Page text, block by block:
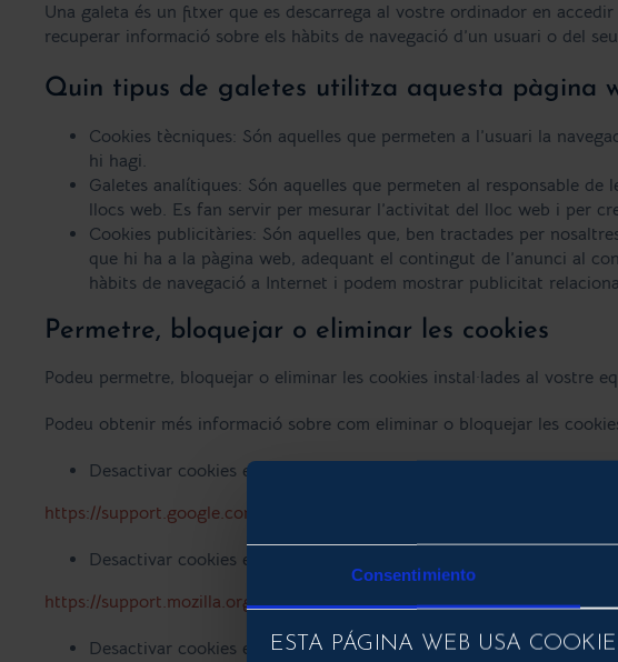
Consentimiento
ESTA PÁGINA WEB USA
Una galeta és un fitxer que es descarrega al vostre ordinador en
recuperar informació sobre els hàbits de navegació d’un usuari o del
Quin tipus de galetes utilitza aquesta pàgina
Cookies tècniques: Són aquelles que permeten a l’usuari la
hi hagi.
Galetes analítiques: Són aquelles que permeten al responsable
llocs web. Es fan servir per mesurar l’activitat del lloc web i per
Cookies publicitàries: Són aquelles que, ben tractades per
que hi ha a la pàgina web, adequant el contingut de l’anunci al
hàbits de navegació a Internet i podem mostrar publicitat
Permetre, bloquejar o eliminar les cookies
Podeu permetre, bloquejar o eliminar les cookies instal·lades al vostre
Podeu obtenir més informació sobre com eliminar o bloquejar les
Desactivar cookies en Chrome:
https://support.google.com/chrome/answer/95647?hl=es
Desactivar cookies en Firefox:
https://support.mozilla.org/es/kb/habilitar-y-deshabilitar-cookies-sitios-
Desactivar cookies en Internet Explorer: